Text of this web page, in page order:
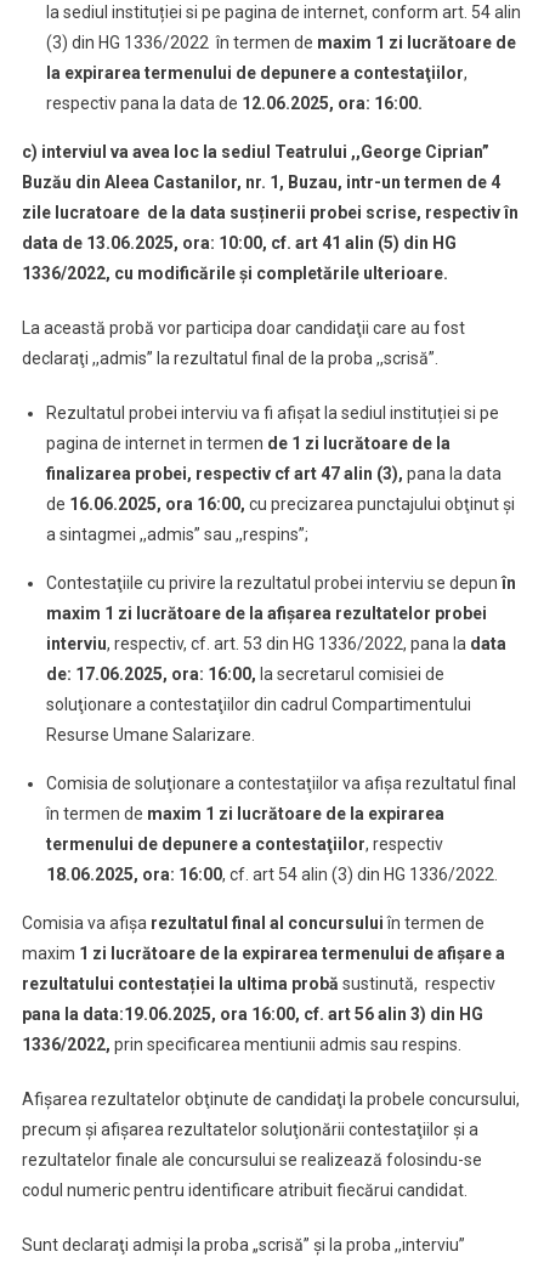
la sediul instituției si pe pagina de internet, conform art. 54 alin
(3) din HG 1336/2022 în termen de maxim 1 zi lucrătoare de
la expirarea termenului de depunere a contestaţiilor,
respectiv pana la data de 12.06.2025, ora: 16:00.
c) interviul va avea loc la sediul Teatrului ,,George Ciprian”
Buzău din Aleea Castanilor, nr. 1, Buzau, intr-un termen de 4
zile lucratoare de la data susținerii probei scrise, respectiv în
data de 13.06.2025, ora: 10:00, cf. art 41 alin (5) din HG
1336/2022, cu modificările şi completările ulterioare.
La această probă vor participa doar candidaţii care au fost
declaraţi ,,admis” la rezultatul final de la proba ,,scrisă”.
Rezultatul probei interviu va fi afişat la sediul instituției si pe
pagina de internet in termen de 1 zi lucrătoare de la
finalizarea probei, respectiv cf art 47 alin (3), pana la data
de 16.06.2025, ora 16:00, cu precizarea punctajului obţinut şi
a sintagmei ,,admis” sau ,,respins”;
Contestaţiile cu privire la rezultatul probei interviu se depunîn
maxim 1 zi lucrătoare de la afişarea rezultatelor probei
interviu, respectiv, cf. art. 53 din HG 1336/2022, pana la data
de: 17.06.2025, ora: 16:00, la secretarul comisiei de
soluţionare a contestaţiilor din cadrul Compartimentului
Resurse Umane Salarizare.
Comisia de soluţionare a contestaţiilor va afişa rezultatul final
în termen de maxim 1 zi lucrătoare de la expirarea
termenului de depunere a contestaţiilor, respectiv
18.06.2025, ora: 16:00, cf. art 54 alin (3) din HG 1336/2022.
Comisia va afişa rezultatul final al concursuluiîn termen de
maxim 1 zi lucrătoare de la expirarea termenului de afișare a
rezultatului contestației la ultima probă sustinută, respectiv
pana la data:19.06.2025, ora 16:00, cf. art 56 alin 3) din HG
1336/2022, prin specificarea mentiunii admis sau respins.
Afişarea rezultatelor obţinute de candidaţi la probele concursului,
precum şi afişarea rezultatelor soluţionării contestaţiilor şi a
rezultatelor finale ale concursului se realizează folosindu-se
codul numeric pentru identificare atribuit fiecărui candidat.
Sunt declaraţi admişi la proba „scrisă” şi la proba ,,interviu”